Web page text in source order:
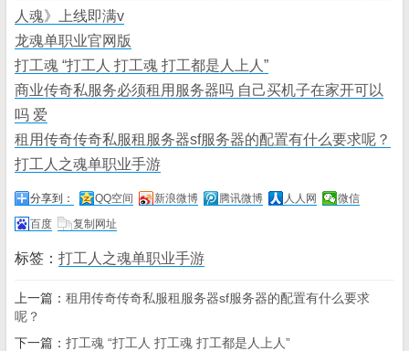
人魂》上线即满v
龙魂单职业官网版
打工魂 “打工人 打工魂 打工都是人上人”
商业传奇私服务必须租用服务器吗 自己买机子在家开可以
吗 爱
租用传奇传奇私服租服务器sf服务器的配置有什么要求呢？
打工人之魂单职业手游
分享到： QQ空间 新浪微博 腾讯微博 人人网
微信
百度
复制网址
标签： 打工人之魂单职业手游
上一篇： 租用传奇传奇私服租服务器sf服务器的配置有什么要求
呢？
下一篇： 打工魂 “打工人 打工魂 打工都是人上人”